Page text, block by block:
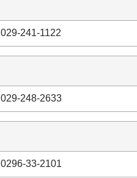
029-241-1122
029-248-2633
0296-33-2101